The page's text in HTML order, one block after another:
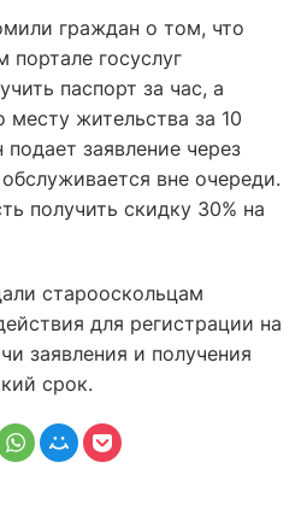
граждан о том, что
портале госуслуг
паспорт за час, а
месту жительства за 10
заявление через
вне очереди.
получить скидку 30% на
старооскольцам
для регистрации на
заявления и получения
срок.